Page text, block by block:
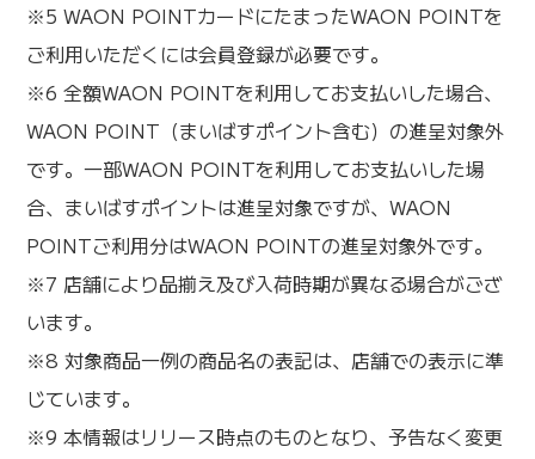
※5 WAON POINTカードにたまったWAON POINTを
ご利用いただくには会員登録が必要です。
※6 全額WAON POINTを利用してお支払いした場合、
WAON POINT（まいばすポイント含む）の進呈対象外
です。一部WAON POINTを利用してお支払いした場
合、まいばすポイントは進呈対象ですが、WAON
POINTご利用分はWAON POINTの進呈対象外です。
※7 店舗により品揃え及び入荷時期が異なる場合がござ
います。
※8 対象商品一例の商品名の表記は、店舗での表示に準
じています。
※9 本情報はリリース時点のものとなり、予告なく変更